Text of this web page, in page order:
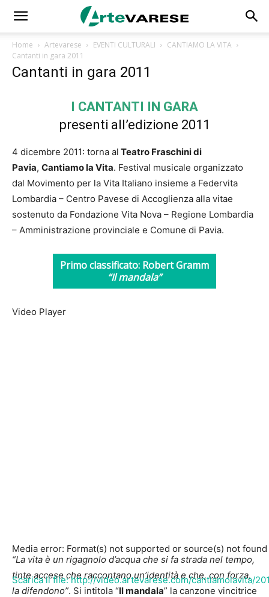
Home Artevarese EVENTI CULTURALI
CANTIAMO LA VITA
Cantanti in gara 2011
Cantanti in gara 2011
I CANTANTI IN GARA
presenti all’edizione 2011
4 dicembre 2011: torna al Teatro Fraschini di
Pavia, Cantiamo la Vita. Festival musicale organizzato
dal Movimento per la Vita Italiano insieme a Federvita
Lombardia – Centro Pavese di Accoglienza alla vitae
sostenuto da Fondazione Vita Nova – Regione Lombardia
– Amministrazione provinciale e Comune di Pavia.
Primo classificato: Robert Gramm
“Il mandala”
Video Player
Media error: Format(s) not supported or source(s) not found
Scarica il file: http://video.artevarese.com/cantiamolavita/
“La vita è un rigagnolo d’acqua che si fa strada nel tempo,
tinte accese che raccontano un’identità e che, con forza,
la difendono”. Si intitola “Il mandala” la canzone vincitrice